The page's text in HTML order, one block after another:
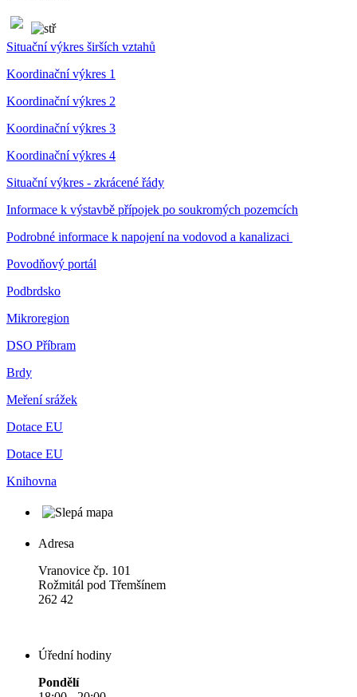
Situační výkres širších vztahů
Koordinační výkres 1
Koordinační výkres 2
Koordinační výkres 3
Koordinační výkres 4
Situační výkres - zkrácené řády
Informace k výstavbě přípojek po soukromých pozemcích
Podrobné informace k napojení na vodovod a kanalizaci
Povodňový portál
Podbrdsko
Mikroregion
DSO Příbram
Brdy
Meření srážek
Dotace EU
Dotace EU
Knihovna
Adresa
Vranovice čp. 101
Rožmitál pod Třemšínem
262 42
Úřední hodiny
Pondělí